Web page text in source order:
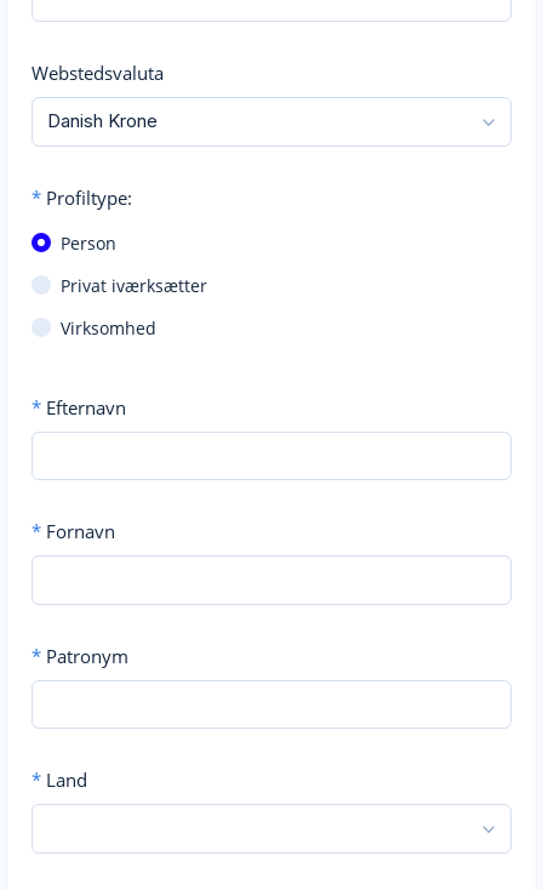
Webstedsvaluta
* Profiltype:
Person
Privat iværksætter
Virksomhed
* Efternavn
* Fornavn
* Patronym
* Land